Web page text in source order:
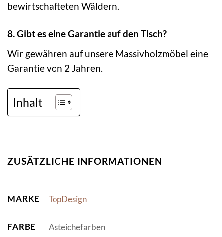
bewirtschafteten Wäldern.
8. Gibt es eine Garantie auf den Tisch?
Wir gewähren auf unsere Massivholzmöbel eine
Garantie von 2 Jahren.
Inhalt
ZUSÄTZLICHE INFORMATIONEN
MARKE TopDesign
FARBE Asteichefarben